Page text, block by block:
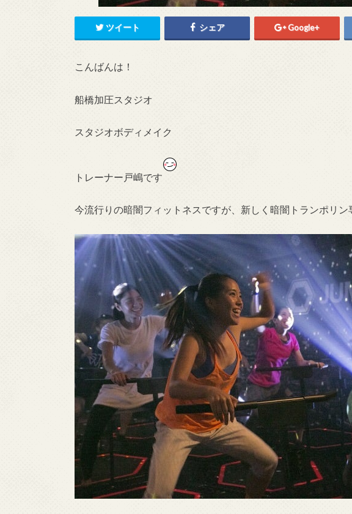
ツイート シェア Google+
こんばんは！
船橋加圧スタジオ
スタジオボディメイク
トレーナー戸嶋です
今流行りの暗闇フィットネスですが、新しく暗闇トランポリ